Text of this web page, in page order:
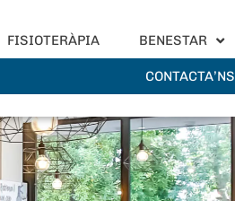
FISIOTERÀPIA BENESTAR
CONTACTA’NS